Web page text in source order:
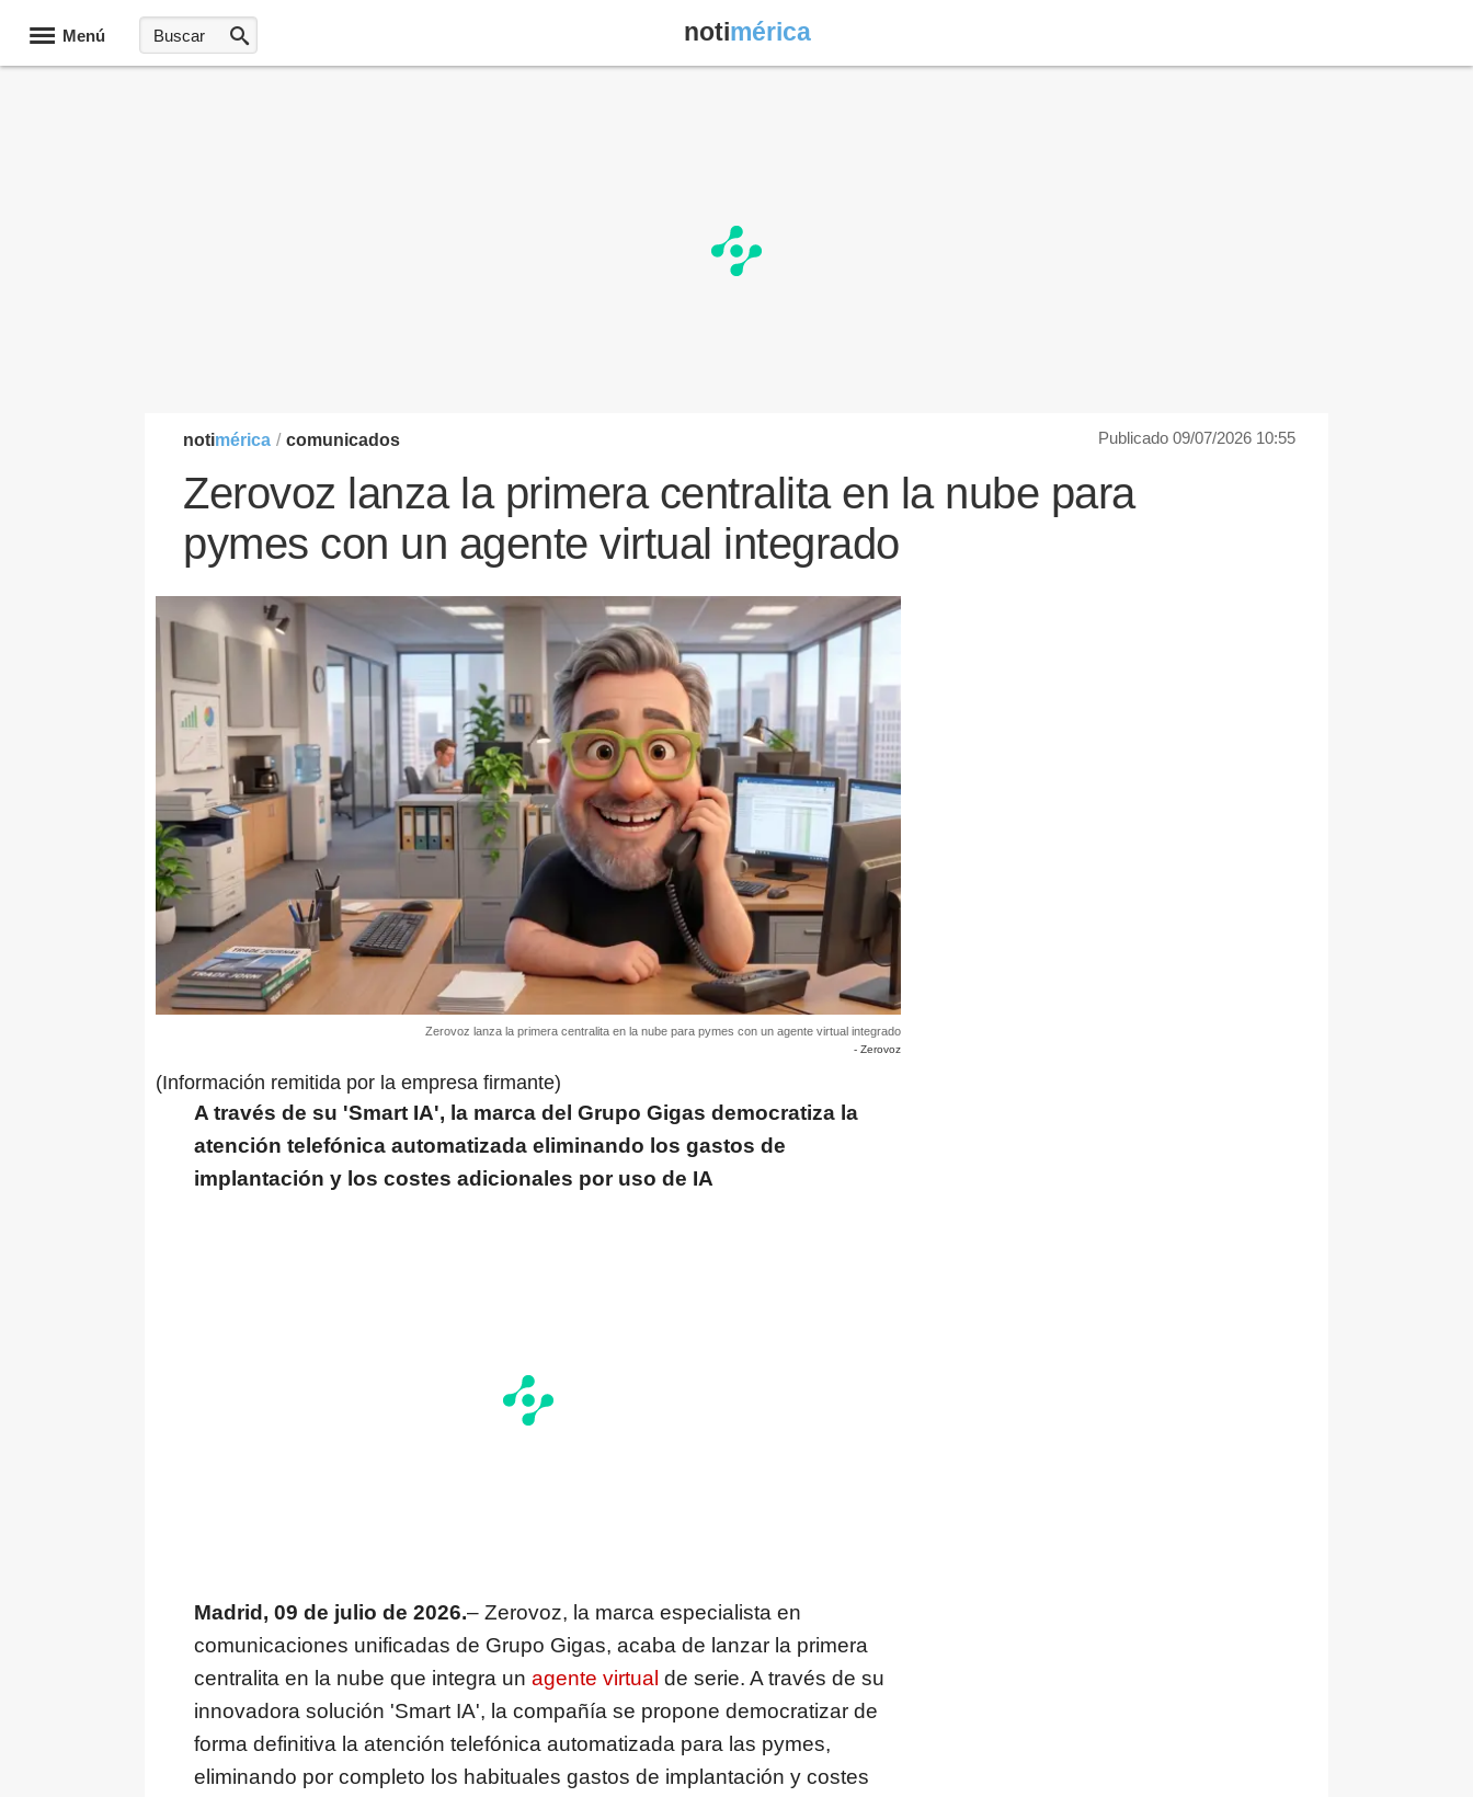
Menú notimérica
notimérica / comunicados Publicado 09/07/2026 10:55
Zerovoz lanza la primera centralita en la nube para
pymes con un agente virtual integrado
Zerovoz lanza la primera centralita en la nube para pymes con un agente virtual integrado
- Zerovoz
(Información remitida por la empresa firmante)
A través de su 'Smart IA', la marca del Grupo Gigas democratiza la
atención telefónica automatizada eliminando los gastos de
implantación y los costes adicionales por uso de IA
Madrid, 09 de julio de 2026.– Zerovoz, la marca especialista en
comunicaciones unificadas de Grupo Gigas, acaba de lanzar la primera
centralita en la nube que integra un agente virtual de serie. A través de su
innovadora solución 'Smart IA', la compañía se propone democratizar de
forma definitiva la atención telefónica automatizada para las pymes,
eliminando por completo los habituales gastos de implantación y costes